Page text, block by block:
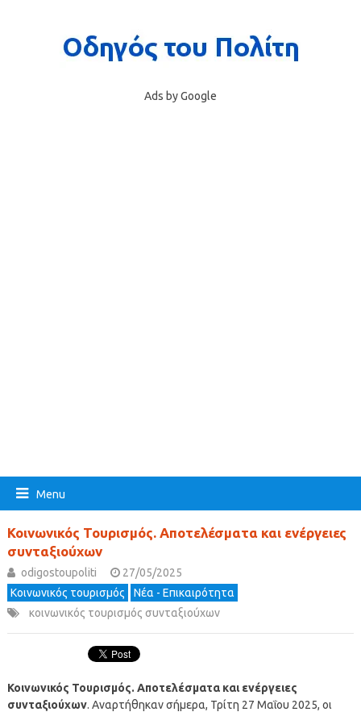
Ads by Google
Menu
Κοινωνικός Τουρισμός. Αποτελέσματα και ενέργειες
συνταξιούχων
odigostoupoliti
27/05/2025
Κοινωνικός τουρισμός
Νέα - Επικαιρότητα
κοινωνικός τουρισμός συνταξιούχων
Κοινωνικός Τουρισμός. Αποτελέσματα και ενέργειες
συνταξιούχων. Αναρτήθηκαν σήμερα, Τρίτη 27 Μαΐου 2025, οι